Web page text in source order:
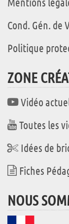
Cond. Gén. de
Politique
ZONE
Vidéo
Toutes les
Idées de
Fiches
NOUS